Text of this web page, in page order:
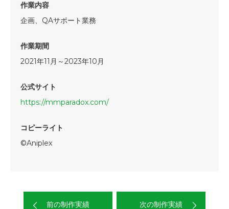
作業内容
企画、QAサポート業務
作業期間
2021年11月～2023年10月
公式サイト
https://mmparadox.com/
コピーライト
©Aniplex
前の制作実績 次の制作実績